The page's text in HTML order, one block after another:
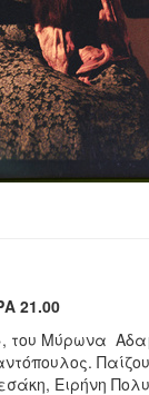
21.00
του Μύρωνα
Ειρήνη